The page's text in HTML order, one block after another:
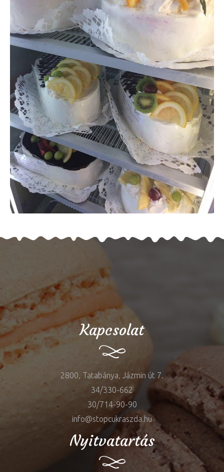
Kapcsolat
2800, Tatabánya, Jázmin út 7.
34/330-662
30/714-90-90
info@stopcukraszda.hu
Nyitvatartás